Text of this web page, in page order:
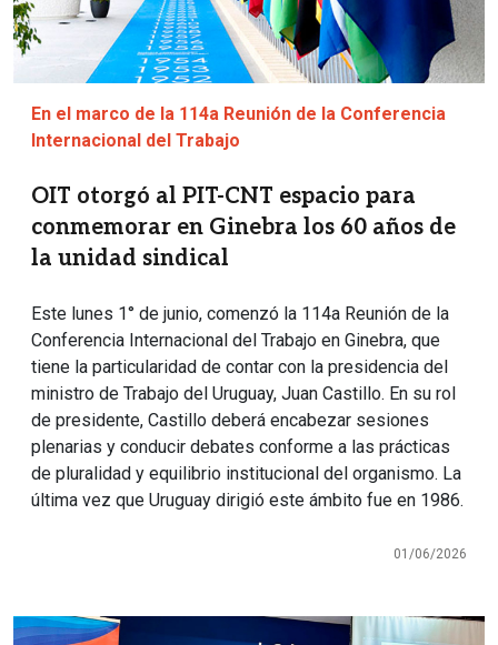
En el marco de la 114a Reunión de la Conferencia
Internacional del Trabajo
OIT otorgó al PIT-CNT espacio para
conmemorar en Ginebra los 60 años de
la unidad sindical
Este lunes 1° de junio, comenzó la 114a Reunión de la
Conferencia Internacional del Trabajo en Ginebra, que
tiene la particularidad de contar con la presidencia del
ministro de Trabajo del Uruguay, Juan Castillo. En su rol
de presidente, Castillo deberá encabezar sesiones
plenarias y conducir debates conforme a las prácticas
de pluralidad y equilibrio institucional del organismo. La
última vez que Uruguay dirigió este ámbito fue en 1986.
01/06/2026
Imagen